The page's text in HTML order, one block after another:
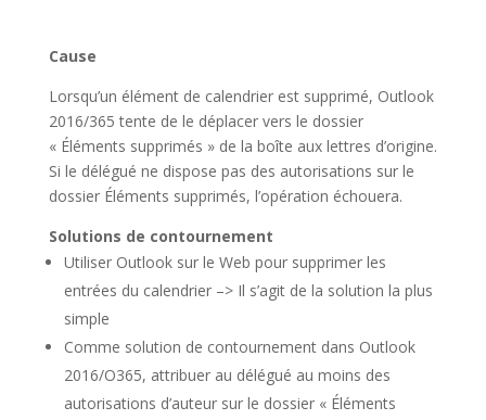
Cause
Lorsqu’un élément de calendrier est supprimé, Outlook
2016/365 tente de le déplacer vers le dossier
« Éléments supprimés » de la boîte aux lettres d’origine.
Si le délégué ne dispose pas des autorisations sur le
dossier Éléments supprimés, l’opération échouera.
Solutions de contournement
Utiliser Outlook sur le Web pour supprimer les
entrées du calendrier –> Il s’agit de la solution la plus
simple
Comme solution de contournement dans Outlook
2016/O365, attribuer au délégué au moins des
autorisations d’auteur sur le dossier « Éléments